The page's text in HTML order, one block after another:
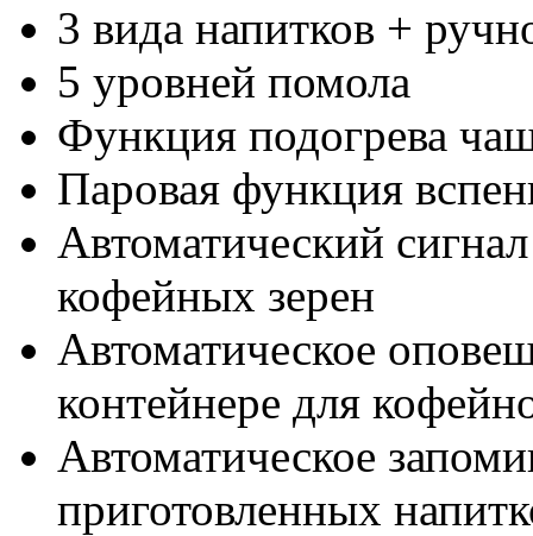
3 вида напитков +
5 уровней помола
Функция подогрева
Паровая функция
Автоматический
кофейных зерен
Автоматическое
контейнере для
Автоматическое
приготовленных